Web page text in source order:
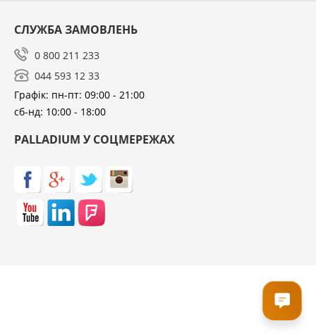
СЛУЖБА ЗАМОВЛЕНЬ
0 800 211 233
044 593 12 33
Графік: пн-пт: 09:00 - 21:00
сб-нд: 10:00 - 18:00
PALLADIUM У СОЦМЕРЕЖАХ